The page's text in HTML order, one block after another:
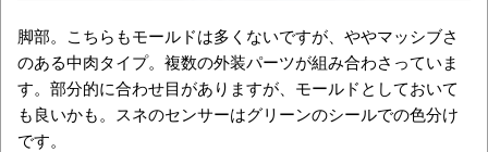
脚部。こちらもモールドは多くないですが、ややマッシブさ
のある中肉タイプ。複数の外装パーツが組み合わさっていま
す。部分的に合わせ目がありますが、モールドとしておいて
も良いかも。スネのセンサーはグリーンのシールでの色分け
です。